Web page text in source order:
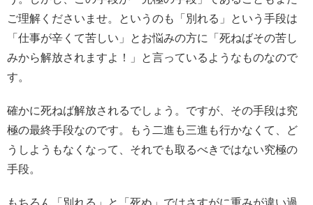
ご理解くださいませ。というのも「別れる」という手段は
「仕事が辛くて苦しい」とお悩みの方に「死ねばその苦し
みから解放されますよ！」と言っているようなものなので
す。
確かに死ねば解放されるでしょう。ですが、その手段は究
極の最終手段なのです。もう二進も三進も行かなくて、ど
うしようもなくなって、それでも取るべきではない究極の
手段。
もちろん「別れる」と「死ぬ」ではさすがに重みが違い過